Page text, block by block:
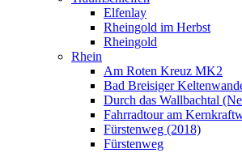
Elfenlay
Rheingold im Herbst
Rheingold
Rhein
Am Roten Kreuz MK2
Bad Breisiger
Durch das Wallbachtal
Fahrradtour am
Fürstenweg (2018)
Fürstenweg